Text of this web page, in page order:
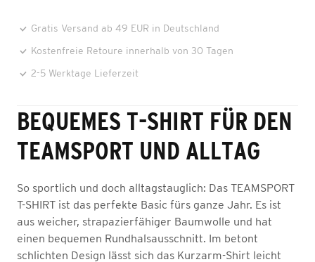
Gratis Versand ab 49 EUR in Deutschland
Kostenfreie Retoure innerhalb von 30 Tagen
2-5 Werktage Lieferzeit
BEQUEMES T-SHIRT FÜR DEN
TEAMSPORT UND ALLTAG
So sportlich und doch alltagstauglich: Das TEAMSPORT
T-SHIRT ist das perfekte Basic fürs ganze Jahr. Es ist
aus weicher, strapazierfähiger Baumwolle und hat
einen bequemen Rundhalsausschnitt. Im betont
schlichten Design lässt sich das Kurzarm-Shirt leicht